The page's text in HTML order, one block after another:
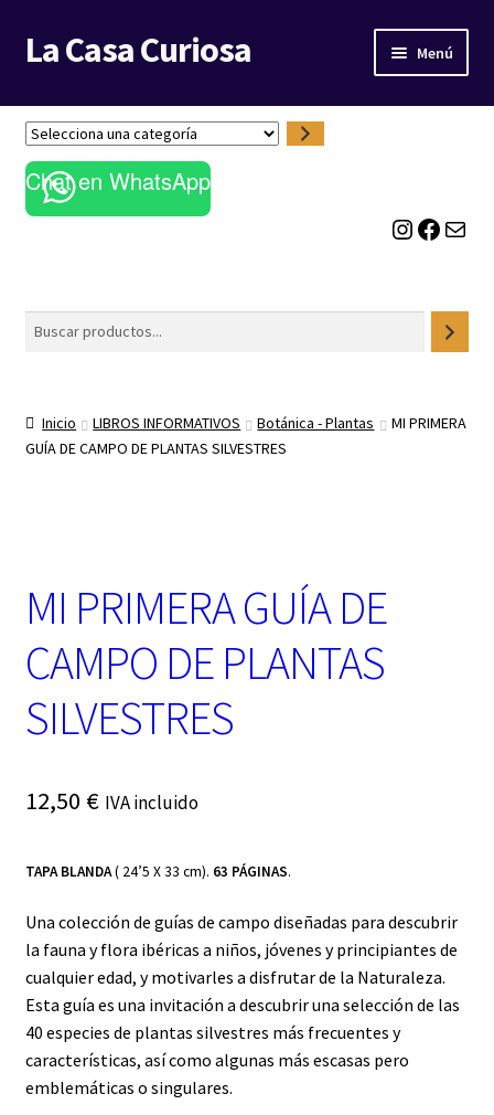
Ir
a
navegación
Ir
al
La Casa Curiosa Menú
LIBRERÍA
BLOG
S
e
l
e
a
c
Chat en WhatsApp
Instagram Facebook Correo electrónico
Buscar
Inicio LIBROS INFORMATIVOS Botánica - Plantas
MI PRIMERA
GUÍA DE CAMPO DE PLANTAS SILVESTRES
MI PRIMERA GUÍA DE
CAMPO DE PLANTAS
SILVESTRES
12,50 € IVA incluido
TAPA BLANDA( 24’5 X 33 cm). 63 PÁGINAS.
Una colección de guías de campo diseñadas para descubrir
la fauna y flora ibéricas a niños, jóvenes y principiantes de
cualquier edad, y motivarles a disfrutar de la Naturaleza.
Esta guía es una invitación a descubrir una selección de las
40 especies de plantas silvestres más frecuentes y
características, así como algunas más escasas pero
emblemáticas o singulares.